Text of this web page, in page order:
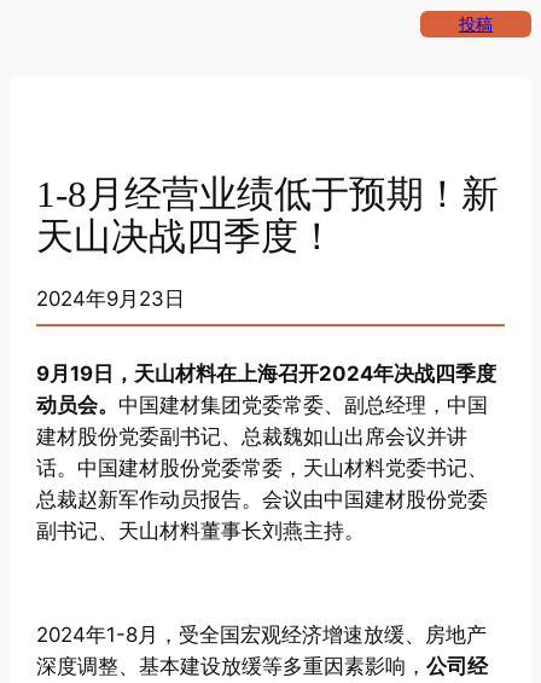
投稿
1-8月经营业绩低于预期！新
天山决战四季度！
2024年9月23日
9月19日，天山材料在上海召开2024年决战四季度
动员会。 中国建材集团党委常委、副总经理，中国
建材股份党委副书记、总裁魏如山出席会议并讲
话。中国建材股份党委常委，天山材料党委书记、
总裁赵新军作动员报告。会议由中国建材股份党委
副书记、天山材料董事长刘燕主持。
2024年1-8月，受全国宏观经济增速放缓、房地产
深度调整、基本建设放缓等多重因素影响，公司经